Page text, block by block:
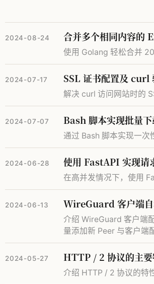
2024-08-24 合并多个相同内容的
使用 Golang 轻松合并
2024-07-17 SSL 证书配置及 curl
解决 curl 访问网站时的
2024-07-07 Bash 脚本实现批量
通过 Bash 脚本实现一
2024-06-28 使用 FastAPI 实现请
在高并发情况下，使用
2024-06-13 WireGuard 客户端
介绍 WireGuard 客户端
量添加新 Peer 与客户端
2024-05-27 HTTP / 2 协议的主
介绍 HTTP / 2 协议的特